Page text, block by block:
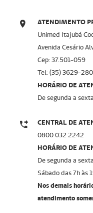
ATENDIMENTO
Unimed Itajubá
Avenida Cesário
Cep: 37.501-059
Tel: (35) 3629-
HORÁRIO DE
De segunda a
CENTRAL DE
0800 032 2242
HORÁRIO DE
De segunda a
Sábado das 7h às
Nos demais
atendimento